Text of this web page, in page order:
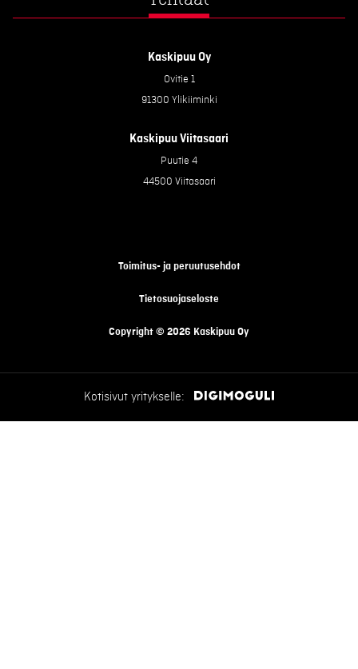
Kaskipuu Oy
Ovitie 1
91300 Ylikiiminki
Kaskipuu Viitasaari
Puutie 4
44500 Viitasaari
Copyright © 2026 Kaskipuu Oy
Tietosuojaseloste
Toimitus- ja peruutusehdot
Kotisivut yritykselle: